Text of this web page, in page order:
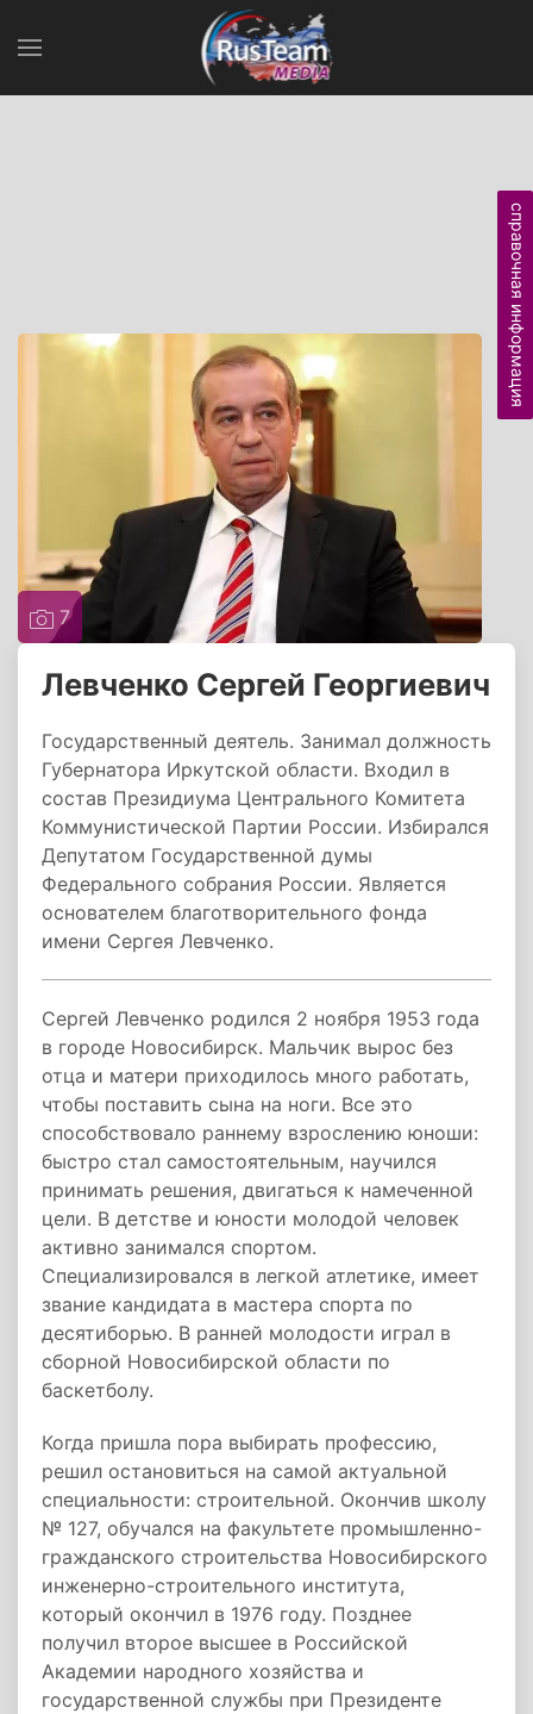
7
Левченко Сергей Георгиевич
Государственный деятель. Занимал должность
Губернатора Иркутской области. Входил в
состав Президиума Центрального Комитета
Коммунистической Партии России. Избирался
Депутатом Государственной думы
Федерального собрания России. Является
основателем благотворительного фонда
имени Сергея Левченко.
Сергей Левченко родился 2 ноября 1953 года
в городе Новосибирск. Мальчик вырос без
отца и матери приходилось много работать,
чтобы поставить сына на ноги. Все это
способствовало раннему взрослению юноши:
быстро стал самостоятельным, научился
принимать решения, двигаться к намеченной
цели. В детстве и юности молодой человек
активно занимался спортом.
Специализировался в легкой атлетике, имеет
звание кандидата в мастера спорта по
десятиборью. В ранней молодости играл в
сборной Новосибирской области по
баскетболу.
Когда пришла пора выбирать профессию,
решил остановиться на самой актуальной
специальности: строительной. Окончив школу
№ 127, обучался на факультете промышленно-
гражданского строительства Новосибирского
инженерно-строительного института,
который окончил в 1976 году. Позднее
получил второе высшее в Российской
Академии народного хозяйства и
государственной службы при Президенте
справочная информация